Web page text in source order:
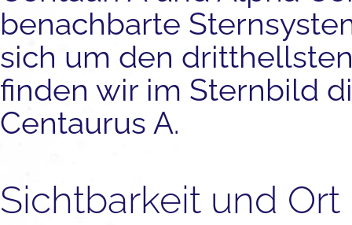
benachbarte
sich um den
finden wir im Sternbild
Centaurus A.
Sichtbarkeit und Ort